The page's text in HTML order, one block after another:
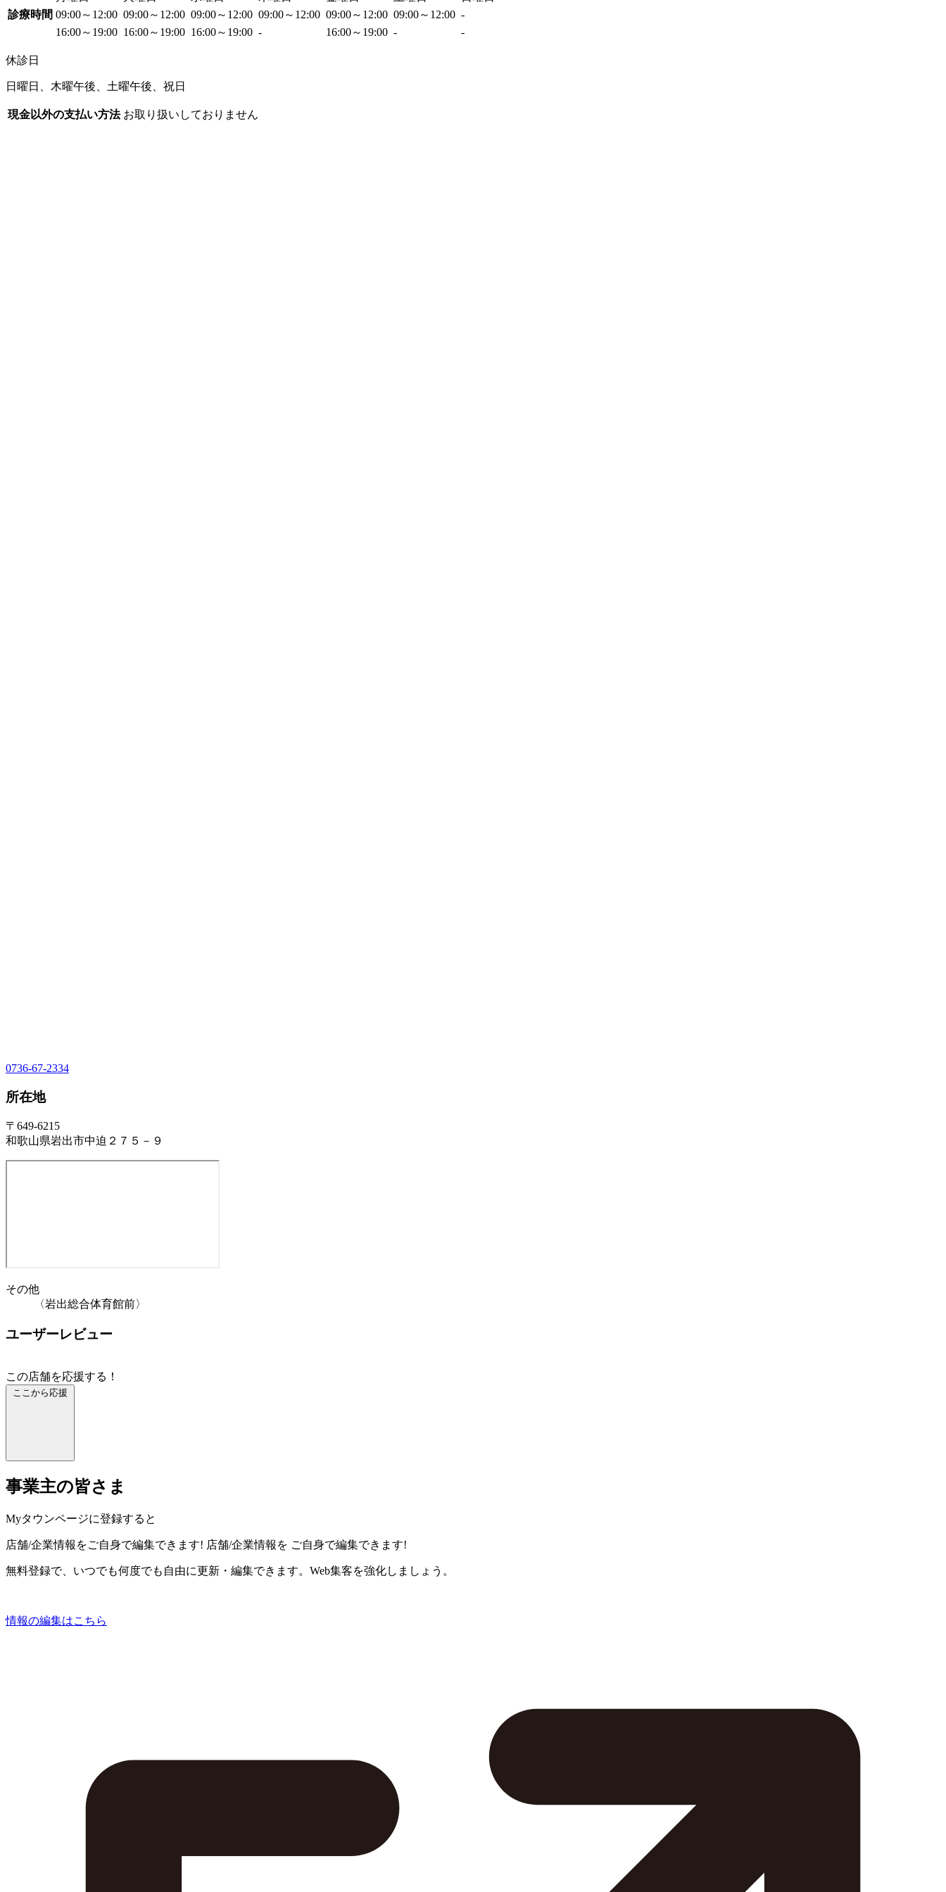
診療時間 09:00～12:00 09:00～12:00 09:00～12:00 09:00～12:00 09:00～12:00 09:00～12:00 -
16:00～19:00 16:00～19:00 16:00～19:00 - 16:00～19:00 - -
休診日
日曜日、木曜午後、土曜午後、祝日
現金以外の支払い方法 お取り扱いしておりません
0736-67-2334
所在地
〒649-6215
和歌山県岩出市中迫２７５－９
その他
〈岩出総合体育館前〉
ユーザーレビュー
この店舗を応援する！
ここから応援
事業主の皆さま
Myタウンページに登録すると
店舗/企業情報をご自身で編集できます! 店舗/企業情報を ご自身で編集できます!
無料登録で、いつでも何度でも自由に更新・編集できます。Web集客を強化しましょう。
情報の編集はこちら